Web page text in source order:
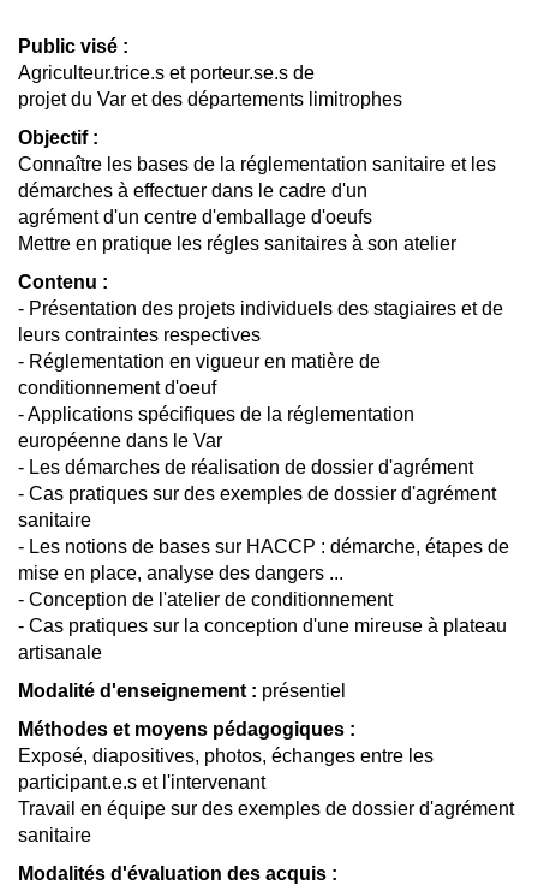
Public visé :
Agriculteur.trice.s et porteur.se.s de
projet du Var et des départements limitrophes
Objectif :
Connaître les bases de la réglementation sanitaire et les
démarches à effectuer dans le cadre d'un
agrément d'un centre d'emballage d'oeufs
Mettre en pratique les régles sanitaires à son atelier
Contenu :
- Présentation des projets individuels des stagiaires et de
leurs contraintes respectives
- Réglementation en vigueur en matière de
conditionnement d'oeuf
- Applications spécifiques de la réglementation
européenne dans le Var
- Les démarches de réalisation de dossier d'agrément
- Cas pratiques sur des exemples de dossier d'agrément
sanitaire
- Les notions de bases sur HACCP : démarche, étapes de
mise en place, analyse des dangers ...
- Conception de l'atelier de conditionnement
- Cas pratiques sur la conception d'une mireuse à plateau
artisanale
Modalité d'enseignement : présentiel
Méthodes et moyens pédagogiques :
Exposé, diapositives, photos, échanges entre les
participant.e.s et l'intervenant
Travail en équipe sur des exemples de dossier d'agrément
sanitaire
Modalités d'évaluation des acquis :